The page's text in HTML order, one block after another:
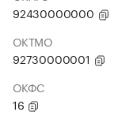
92430000000
ОКТМО
92730000001
ОКФС
16